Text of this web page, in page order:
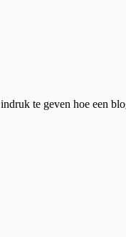
te geven hoe een